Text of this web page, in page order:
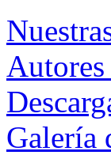
Galería